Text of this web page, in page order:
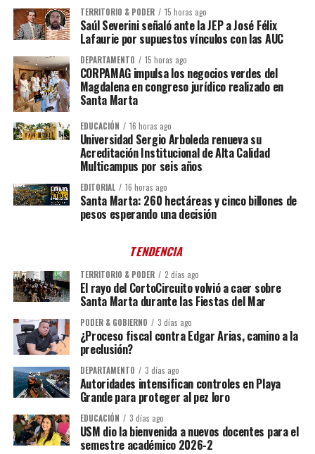
TERRITORIO & PODER 15 horas ago
Saúl Severini señaló ante la JEP a José Félix
Lafaurie por supuestos vínculos con las AUC
DEPARTAMENTO 15 horas ago
CORPAMAG impulsa los negocios verdes del
Magdalena en congreso jurídico realizado en
Santa Marta
EDUCACIÓN 16 horas ago
Universidad Sergio Arboleda renueva su
Acreditación Institucional de Alta Calidad
Multicampus por seis años
EDITORIAL 16 horas ago
Santa Marta: 260 hectáreas y cinco billones de
pesos esperando una decisión
TENDENCIA
TERRITORIO & PODER 2 días ago
El rayo del CortoCircuito volvió a caer sobre
Santa Marta durante las Fiestas del Mar
PODER & GOBIERNO 3 días ago
¿Proceso fiscal contra Edgar Arias, camino a la
preclusión?
DEPARTAMENTO 3 días ago
Autoridades intensifican controles en Playa
Grande para proteger al pez loro
EDUCACIÓN 3 días ago
USM dio la bienvenida a nuevos docentes para el
semestre académico 2026-2